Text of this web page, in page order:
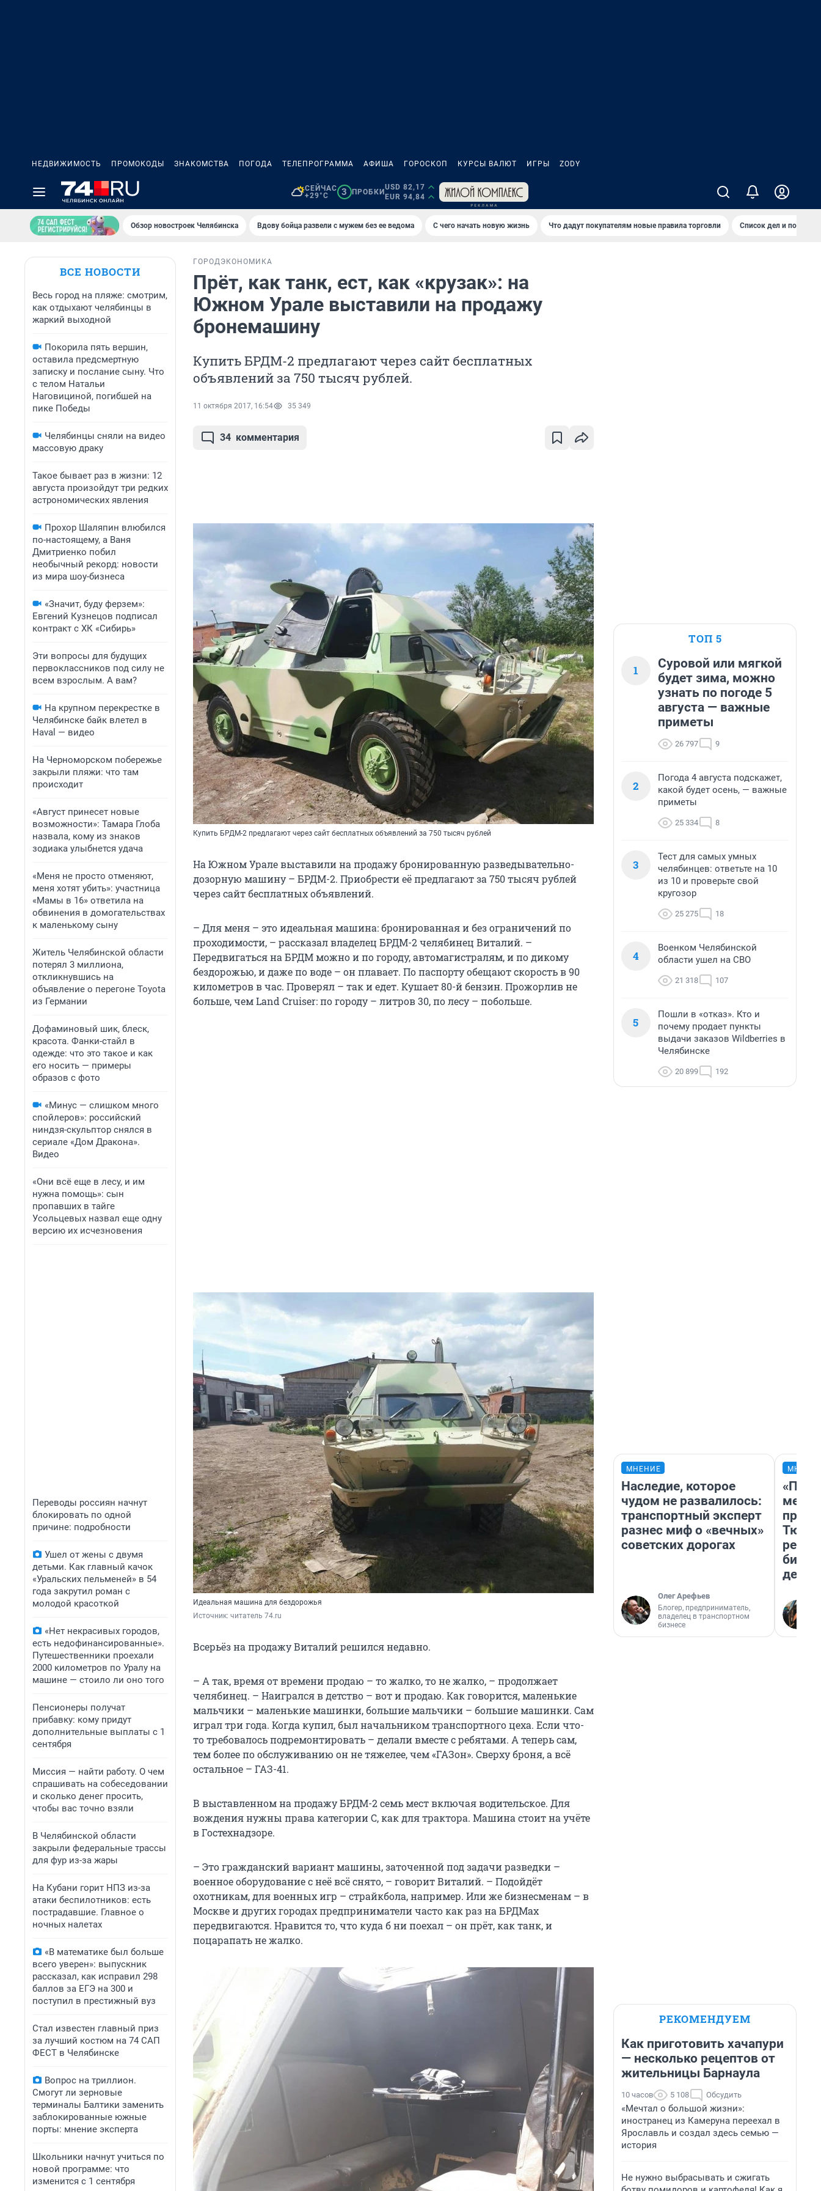
НЕДВИЖИМОСТЬ ПРОМОКОДЫ ЗНАКОМСТВА ПОГОДА ТЕЛЕПРОГРАММА АФИША ГОРОСКОП КУРСЫ ВАЛЮТ ИГРЫ ZODY
СЕЙЧАС
+29°C
3 ПРОБКИ
USD 82,17
EUR 94,84
Обзор новостроек Челябинска Вдову бойца развели с мужем без ее ведома С чего начать новую жизнь Что дадут покупателям новые правила торговли Список дел и покупок
ВСЕ НОВОСТИ
Весь город на пляже: смотрим,
как отдыхают челябинцы в
жаркий выходной
Покорила пять вершин,
оставила предсмертную
записку и послание сыну. Что
с телом Натальи
Наговициной, погибшей на
пике Победы
Челябинцы сняли на видео
массовую драку
Такое бывает раз в жизни: 12
августа произойдут три редких
астрономических явления
Прохор Шаляпин влюбился
по-настоящему, а Ваня
Дмитриенко побил
необычный рекорд: новости
из мира шоу-бизнеса
«Значит, буду ферзем»:
Евгений Кузнецов подписал
контракт с ХК «Сибирь»
Эти вопросы для будущих
первоклассников под силу не
всем взрослым. А вам?
На крупном перекрестке в
Челябинске байк влетел в
Haval — видео
На Черноморском побережье
закрыли пляжи: что там
происходит
«Август принесет новые
возможности»: Тамара Глоба
назвала, кому из знаков
зодиака улыбнется удача
«Меня не просто отменяют,
меня хотят убить»: участница
«Мамы в 16» ответила на
обвинения в домогательствах
к маленькому сыну
Житель Челябинской области
потерял 3 миллиона,
откликнувшись на
объявление о перегоне Toyota
из Германии
Дофаминовый шик, блеск,
красота. Фанки-стайл в
одежде: что это такое и как
его носить — примеры
образов с фото
«Минус — слишком много
спойлеров»: российский
ниндзя-скульптор снялся в
сериале «Дом Дракона».
Видео
«Они всё еще в лесу, и им
нужна помощь»: сын
пропавших в тайге
Усольцевых назвал еще одну
версию их исчезновения
Переводы россиян начнут
блокировать по одной
причине: подробности
Ушел от жены с двумя
детьми. Как главный качок
«Уральских пельменей» в 54
года закрутил роман с
молодой красоткой
«Нет некрасивых городов,
есть недофинансированные».
Путешественники проехали
2000 километров по Уралу на
машине — стоило ли оно того
Пенсионеры получат
прибавку: кому придут
дополнительные выплаты с 1
сентября
Миссия — найти работу. О чем
спрашивать на собеседовании
и сколько денег просить,
чтобы вас точно взяли
В Челябинской области
закрыли федеральные трассы
для фур из-за жары
На Кубани горит НПЗ из-за
атаки беспилотников: есть
пострадавшие. Главное о
ночных налетах
«В математике был больше
всего уверен»: выпускник
рассказал, как исправил 298
баллов за ЕГЭ на 300 и
поступил в престижный вуз
Стал известен главный приз
за лучший костюм на 74 САП
ФЕСТ в Челябинске
Вопрос на триллион.
Смогут ли зерновые
терминалы Балтики заменить
заблокированные южные
порты: мнение эксперта
Школьники начнут учиться по
новой программе: что
изменится с 1 сентября
ГОРОДЭКОНОМИКА
Прёт, как танк, ест, как «крузак»: на
Южном Урале выставили на продажу
бронемашину
Купить БРДМ-2 предлагают через сайт бесплатных
объявлений за 750 тысяч рублей.
11 октября 2017, 16:54 35 349
34 комментария
Купить БРДМ-2 предлагают через сайт бесплатных объявлений за 750 тысяч рублей
На Южном Урале выставили на продажу бронированную разведывательно-
дозорную машину – БРДМ-2. Приобрести её предлагают за 750 тысяч рублей
через сайт бесплатных объявлений.
– Для меня – это идеальная машина: бронированная и без ограничений по
проходимости, – рассказал владелец БРДМ-2 челябинец Виталий. –
Передвигаться на БРДМ можно и по городу, автомагистралям, и по дикому
бездорожью, и даже по воде – он плавает. По паспорту обещают скорость в 90
километров в час. Проверял – так и едет. Кушает 80-й бензин. Прожорлив не
больше, чем Land Cruiser: по городу – литров 30, по лесу – побольше.
Идеальная машина для бездорожья
Источник: читатель 74.ru
Всерьёз на продажу Виталий решился недавно.
– А так, время от времени продаю – то жалко, то не жалко, – продолжает
челябинец. – Наигрался в детство – вот и продаю. Как говорится, маленькие
мальчики – маленькие машинки, большие мальчики – большие машинки. Сам
играл три года. Когда купил, был начальником транспортного цеха. Если что-
то требовалось подремонтировать – делали вместе с ребятами. А теперь сам,
тем более по обслуживанию он не тяжелее, чем «ГАЗон». Сверху броня, а всё
остальное – ГАЗ-41.
В выставленном на продажу БРДМ-2 семь мест включая водительское. Для
вождения нужны права категории С, как для трактора. Машина стоит на учёте
в Гостехнадзоре.
– Это гражданский вариант машины, заточенной под задачи разведки –
военное оборудование с неё всё снято, – говорит Виталий. – Подойдёт
охотникам, для военных игр – страйкбола, например. Или же бизнесменам – в
Москве и других городах предприниматели часто как раз на БРДМах
передвигаются. Нравится то, что куда б ни поехал – он прёт, как танк, и
поцарапать не жалко.
ТОП 5
1
Суровой или мягкой
будет зима, можно
узнать по погоде 5
августа — важные
приметы
26 797 9
2
Погода 4 августа подскажет,
какой будет осень, — важные
приметы
25 334 8
3
Тест для самых умных
челябинцев: ответьте на 10
из 10 и проверьте свой
кругозор
25 275 18
4
Военком Челябинской
области ушел на СВО
21 318 107
5
Пошли в «отказ». Кто и
почему продает пункты
выдачи заказов Wildberries в
Челябинске
20 899 192
МНЕНИЕ
Наследие, которое
чудом не развалилось:
транспортный эксперт
разнес миф о «вечных»
советских дорогах
Олег Арефьев
Блогер, предприниматель,
владелец в транспортном
бизнесе
РЕКОМЕНДУЕМ
Как приготовить хачапури
— несколько рецептов от
жительницы Барнаула
10 часов 5 108 Обсудить
«Мечтал о большой жизни»:
иностранец из Камеруна переехал в
Ярославль и создал здесь семью —
история
Не нужно выбрасывать и сжигать